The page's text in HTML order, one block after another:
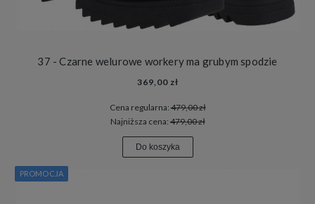
37 - Czarne welurowe workery ma grubym spodzie
369,00 zł
Cena regularna:479,00 zł
Najniższa cena:479,00 zł
Do koszyka
PROMOCJA